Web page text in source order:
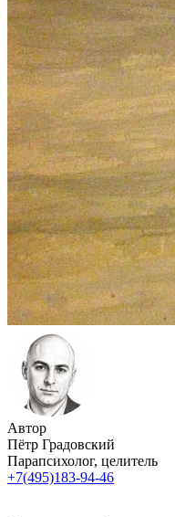
Автор
Пётр Градовский
Парапсихолог, целитель
+7(495)183-94-46